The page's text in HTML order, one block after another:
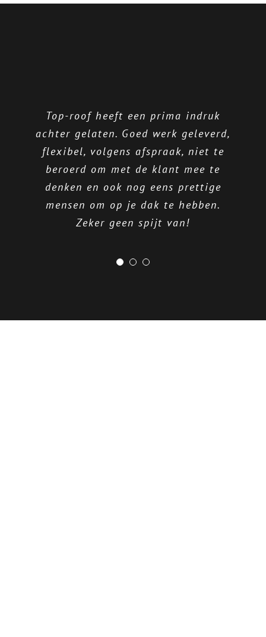
Top-roof heeft een prima indruk
achter gelaten. Goed werk geleverd,
flexibel, volgens afspraak, niet te
beroerd om met de klant mee te
denken en ook nog eens prettige
mensen om op je dak te hebben.
Zeker geen spijt van!
Top Roof heeft vorig jaar de
dakbedekking van ons (platte) dak
vervangen en dat hebben ze echt
heel netjes gedaan. Voor ons zag
het er allemaal al heel goed uit,
maar dit werd ook nog eens
bevestigd door een onafhankelijke
Top Roof dakwerken i.v.m. een
lekkage gebeld. Het probleem werd
netjes en voor een goede prijs
verholpen. Ten tijde van de
reparatie bleek een ander stukje
van het dak niet goed aan te
sluiten. Dit werd direct en zonder